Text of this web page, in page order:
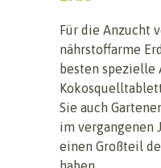
Für die Anzucht
nährstoffarme
besten spezielle
Sie auch
im vergangenen
einen Großteil